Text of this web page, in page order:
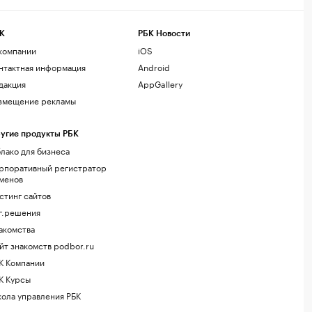
информация
рекламы
продукты РБК
для бизнеса
регистратор
сайтов
знакомств podbor.ru
Компании
Курсы
управления РБК
РБК Новости
iOS
Android
AppGallery